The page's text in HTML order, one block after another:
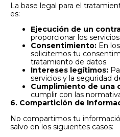
La base legal para el
es:
Ejecución de un
proporcionar los
Consentimiento: En
solicitemos tu
tratamiento de datos.
Intereses legítimos:
servicios y la seguridad
Cumplimiento de una
cumplir con las
6. Compartición de
No compartimos tu
salvo en los siguientes casos: